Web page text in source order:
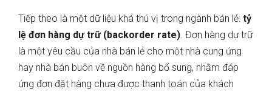
Tiếp theo là một dữ liệu khá thú vị trong ngành bán lẻ: tỷ
lệ đơn hàng dự trữ (backorder rate). Đơn hàng dự trữ
là một yêu cầu của nhà bán lẻ cho một nhà cung ứng
hay nhà bán buôn về nguồn hàng bổ sung, nhằm đáp
ứng đơn đặt hàng chưa được thanh toán của khách